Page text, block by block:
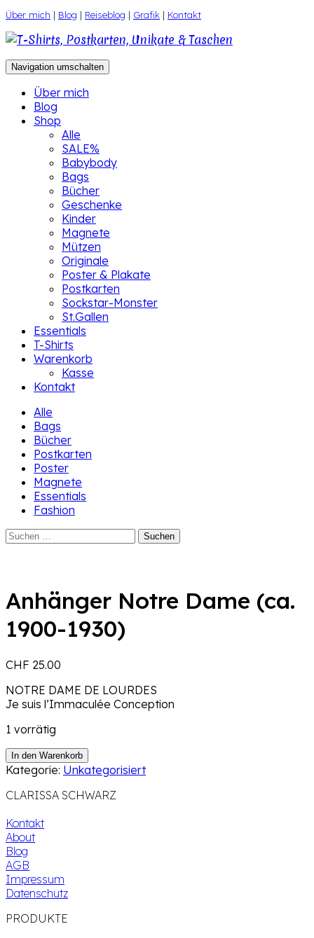
Zum
Inhalt
springen
Über mich | Blog | Reiseblog | Grafik | Kontakt
Navigation umschalten
Über mich
Blog
Shop
Alle
SALE%
Babybody
Bags
Bücher
Geschenke
Kinder
Magnete
Mützen
Originale
Poster & Plakate
Postkarten
Sockstar-Monster
St.Gallen
Essentials
T-Shirts
Warenkorb
Kasse
Kontakt
Alle
Bags
Bücher
Postkarten
Poster
Magnete
Essentials
Fashion
Suchen
Anhänger Notre Dame (ca.
1900-1930)
CHF 25.00
NOTRE DAME DE LOURDES
Je suis l’Immaculée Conception
1 vorrätig
Anhänger
Notre
Dame
(ca.
1930)
Menge
In den Warenkorb
Kategorie: Unkategorisiert
CLARISSA SCHWARZ
Kontakt
About
Blog
AGB
Impressum
Datenschutz
PRODUKTE